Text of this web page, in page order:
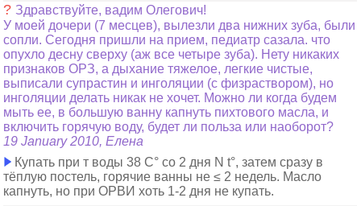
? Здравствуйте, вадим Олегович!
У моей дочери (7 месцев), вылезли два нижних зуба, были
сопли. Сегодня пришли на прием, педиатр сазала. что
опухло десну сверху (аж все четыре зуба). Нету никаких
признаков ОРЗ, а дыхание тяжелое, легкие чистые,
выписали супрастин и инголяции (с физраствором), но
инголяции делать никак не хочет. Можно ли когда будем
мыть ее, в большую ванну капнуть пихтового масла, и
включить горячую воду, будет ли польза или наоборот?
19 January 2010, Елена
Купать при т воды 38 С° cо 2 дня N t°, затем сразу в
тёплую постель, горячие ванны не ≤ 2 недель. Масло
капнуть, но при ОРВИ хоть 1-2 дня не купать.